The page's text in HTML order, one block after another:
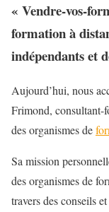
« Vendre-vos-
formation à
indépendants et
Aujourd’hui, nous
Frimond, consultant-
des organismes de
Sa mission
des organismes de
travers des conseils